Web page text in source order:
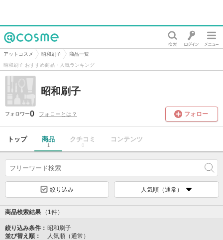
@cosme
アットコスメ 昭和刷子
商品一覧
昭和刷子 おすすめ商品・人気ランキング
昭和刷子
フォロワー0 フォローとは？ フォロー
トップ 商品
1
クチコミ
0
コンテンツ
絞り込み 人気順（通常）
商品検索結果 （1件）
絞り込み条件： 昭和刷子
並び替え順：
人気順（通常）